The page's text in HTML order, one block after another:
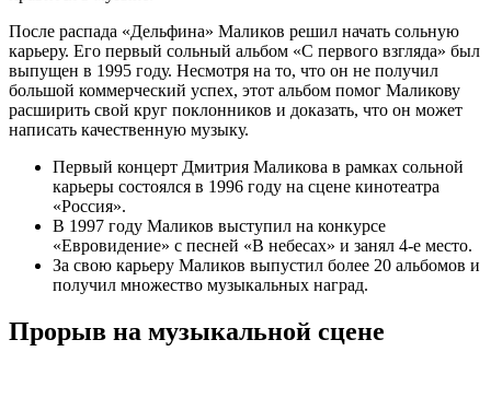
После распада «Дельфина» Маликов решил начать сольную
карьеру. Его первый сольный альбом «С первого взгляда» был
выпущен в 1995 году. Несмотря на то, что он не получил
большой коммерческий успех, этот альбом помог Маликову
расширить свой круг поклонников и доказать, что он может
написать качественную музыку.
Первый концерт Дмитрия Маликова в рамках сольной
карьеры состоялся в 1996 году на сцене кинотеатра
«Россия».
В 1997 году Маликов выступил на конкурсе
«Евровидение» с песней «В небесах» и занял 4-е место.
За свою карьеру Маликов выпустил более 20 альбомов и
получил множество музыкальных наград.
Прорыв на музыкальной сцене